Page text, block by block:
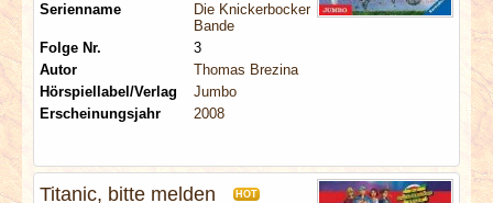
Serienname
Die Knickerbocker
Bande
Folge Nr.
3
Autor
Thomas Brezina
Hörspiellabel/Verlag
Jumbo
Erscheinungsjahr
2008
Titanic, bitte melden HOT